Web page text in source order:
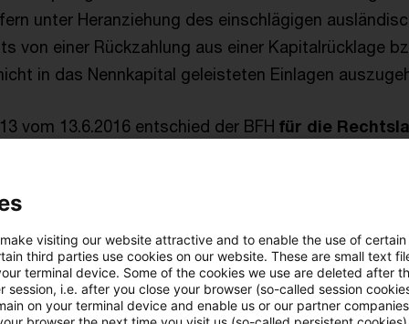
unter Heranziehung des einschlägigen
von einer Rückzahlung aus einer Kapitalrücklage
in das Nennkapital geleisteten Einlagen
vom 13.6.2016 entschied der BFH für die
Abs. 8 KStG
werden kann, die in einem Drittstaat ansässig ist
nach § 27 KStG geführt wird. Mit Urteil I R 15/
bestätigt und außerdem entschieden,
Gewinns einer Drittstaatengesellschaft nach dem
und Gesellschaftsrecht zu ermitteln ist, seine
Rückgewähr von Einlagen jedoch der
visiting our website attractive and to enable the use of
third parties use cookies on our website. These are small text
terminal device. Some of the cookies we use are deleted after
session, i.e. after you close your browser (so-called session
on your terminal device and enable us or our partner